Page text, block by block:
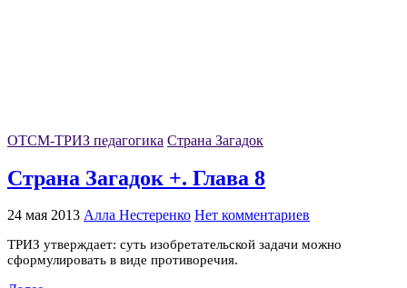
ОТСМ-ТРИЗ педагогика Страна Загадок
Страна Загадок +. Глава 8
24 мая 2013 Алла Нестеренко Нет комментариев
ТРИЗ утверждает: суть изобретательской задачи можно
сформулировать в виде противоречия.